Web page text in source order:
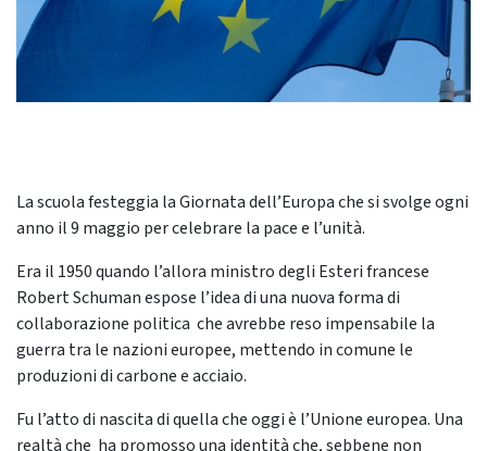
La scuola festeggia la Giornata dell’Europa che si svolge ogni
anno il 9 maggio per celebrare la pace e l’unità.
Era il 1950 quando l’allora ministro degli Esteri francese
Robert Schuman espose l’idea di una nuova forma di
collaborazione politica che avrebbe reso impensabile la
guerra tra le nazioni europee, mettendo in comune le
produzioni di carbone e acciaio.
Fu l’atto di nascita di quella che oggi è l’Unione europea. Una
realtà che ha promosso una identità che, sebbene non